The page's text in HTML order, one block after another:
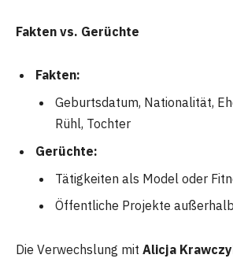
Fakten vs. Gerüchte
Fakten:
Geburtsdatum, Nationalität,
Rühl, Tochter
Gerüchte:
Tätigkeiten als Model oder
Öffentliche Projekte
Die Verwechslung mit Alicja